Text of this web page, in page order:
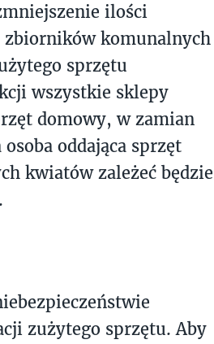
ilości
zbiorników komunalnych
sprzętu
wszystkie sklepy
domowy, w zamian
oddająca sprzęt
kwiatów zależeć
zużytego sprzętu. Aby